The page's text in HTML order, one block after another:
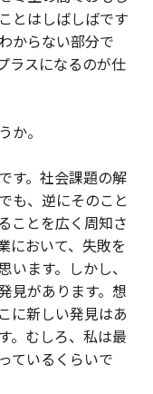
とはしばしばです
からない部分で
ラスになるのが仕
か。
す。社会課題の解
も、逆にそのこと
ことを広く周知さ
において、失敗を
ます。しかし、
見があります。想
に新しい発見はあ
。むしろ、私は最
ているくらいで